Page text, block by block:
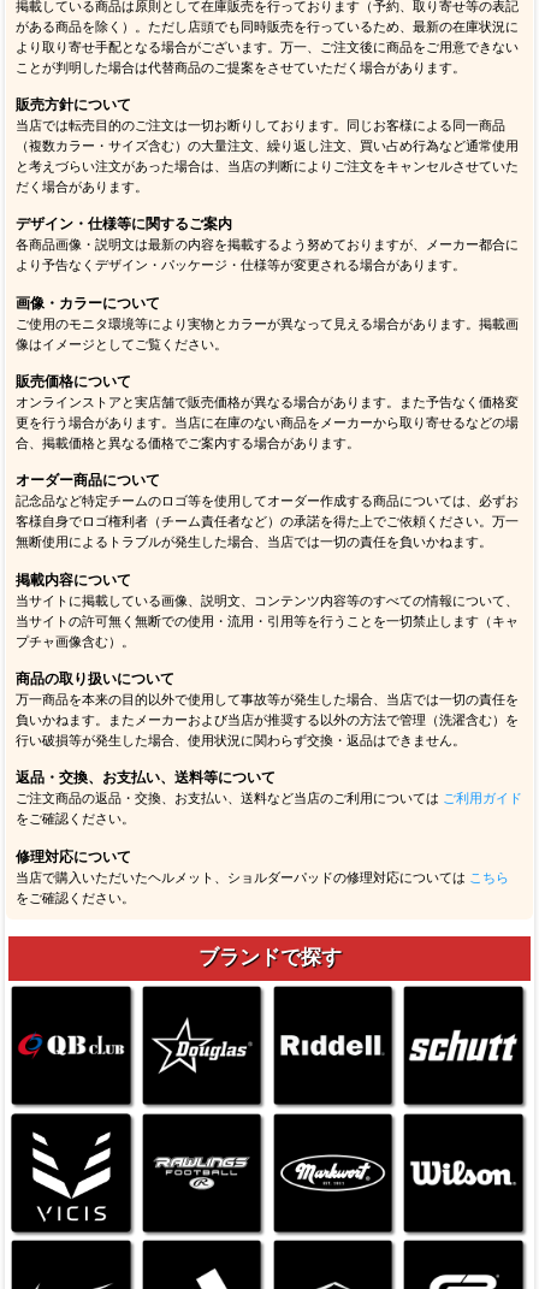
掲載している商品は原則として在庫販売を行っております（予約、取り寄せ等の表記
がある商品を除く）。ただし店頭でも同時販売を行っているため、最新の在庫状況に
より取り寄せ手配となる場合がございます。万一、ご注文後に商品をご用意できない
ことが判明した場合は代替商品のご提案をさせていただく場合があります。
販売方針について
当店では転売目的のご注文は一切お断りしております。同じお客様による同一商品
（複数カラー・サイズ含む）の大量注文、繰り返し注文、買い占め行為など通常使用
と考えづらい注文があった場合は、当店の判断によりご注文をキャンセルさせていた
だく場合があります。
デザイン・仕様等に関するご案内
各商品画像・説明文は最新の内容を掲載するよう努めておりますが、メーカー都合に
より予告なくデザイン・パッケージ・仕様等が変更される場合があります。
画像・カラーについて
ご使用のモニタ環境等により実物とカラーが異なって見える場合があります。掲載画
像はイメージとしてご覧ください。
販売価格について
オンラインストアと実店舗で販売価格が異なる場合があります。また予告なく価格変
更を行う場合があります。当店に在庫のない商品をメーカーから取り寄せるなどの場
合、掲載価格と異なる価格でご案内する場合があります。
オーダー商品について
記念品など特定チームのロゴ等を使用してオーダー作成する商品については、必ずお
客様自身でロゴ権利者（チーム責任者など）の承諾を得た上でご依頼ください。万一
無断使用によるトラブルが発生した場合、当店では一切の責任を負いかねます。
掲載内容について
当サイトに掲載している画像、説明文、コンテンツ内容等のすべての情報について、
当サイトの許可無く無断での使用・流用・引用等を行うことを一切禁止します（キャ
プチャ画像含む）。
商品の取り扱いについて
万一商品を本来の目的以外で使用して事故等が発生した場合、当店では一切の責任を
負いかねます。またメーカーおよび当店が推奨する以外の方法で管理（洗濯含む）を
行い破損等が発生した場合、使用状況に関わらず交換・返品はできません。
返品・交換、お支払い、送料等について
ご注文商品の返品・交換、お支払い、送料など当店のご利用については ご利用ガイド
をご確認ください。
修理対応について
当店で購入いただいたヘルメット、ショルダーパッドの修理対応については こちら
をご確認ください。
ブランドで探す